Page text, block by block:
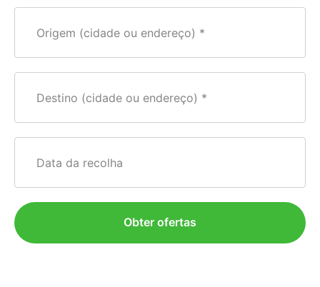
Origem (cidade ou endereço)
Destino (cidade ou endereço)
Data da recolha
Obter ofertas